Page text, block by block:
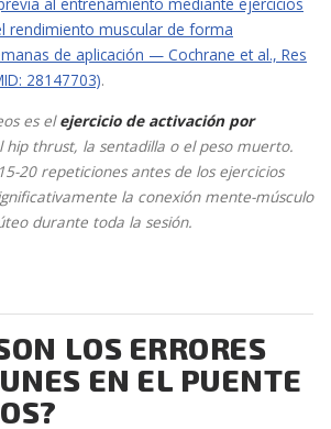
rendimiento muscular de forma
de aplicación — Cochrane et al., Res
28147703).
es elejercicio de activación por
thrust, la sentadilla o el peso muerto.
20 repeticiones antes de los ejercicios
la conexión mente-músculo
durante toda la sesión.
LOS ERRORES
EN EL PUENTE